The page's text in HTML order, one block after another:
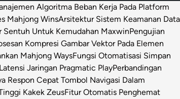
Algoritma Beban Kerja Pada Platform
Mahjong WinsArsitektur Sistem Keamanan Data
Sentuh Untuk Kemudahan MaxwinPengujian
Kompresi Gambar Vektor Pada Elemen
Mahjong WaysFungsi Otomatisasi Simpan
Jaringan Pragmatic PlayPerbandingan
Respon Cepat Tombol Navigasi Dalam
Kakek ZeusFitur Otomatis Penghemat